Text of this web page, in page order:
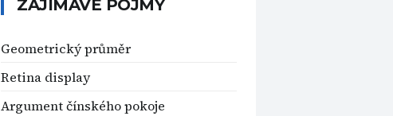
ZAJÍMAVÉ POJMY
Geometrický průměr
Retina display
Argument čínského pokoje